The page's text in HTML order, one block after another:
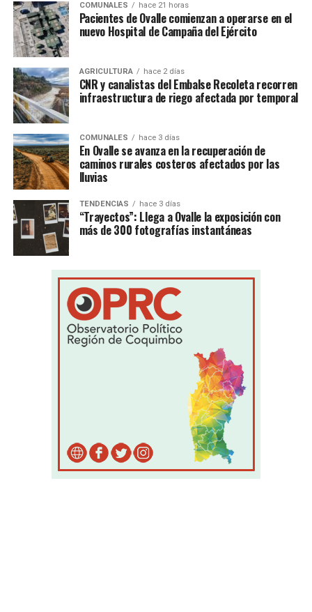
COMUNALES hace 21 horas
Pacientes de Ovalle comienzan a operarse en el
nuevo Hospital de Campaña del Ejército
AGRICULTURA hace 2 días
CNR y canalistas del Embalse Recoleta recorren
infraestructura de riego afectada por temporal
COMUNALES hace 3 días
En Ovalle se avanza en la recuperación de
caminos rurales costeros afectados por las
lluvias
TENDENCIAS hace 3 días
“Trayectos”: Llega a Ovalle la exposición con
más de 300 fotografías instantáneas